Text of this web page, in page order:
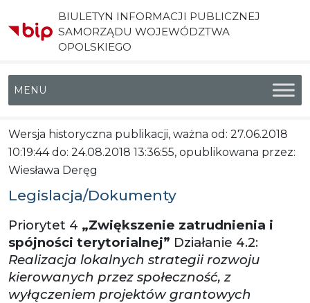
BIULETYN INFORMACJI PUBLICZNEJ
SAMORZĄDU WOJEWÓDZTWA
OPOLSKIEGO
Menu główne
Wersja historyczna publikacji, ważna od: 27.06.2018
10:19:44 do: 24.08.2018 13:36:55, opublikowana przez:
Wiesława Deręg
Legislacja/Dokumenty
Priorytet 4 „Zwiększenie zatrudnienia i
spójności terytorialnej” Działanie 4.2:
Realizacja lokalnych strategii rozwoju
kierowanych przez społeczność, z
wyłączeniem projektów grantowych